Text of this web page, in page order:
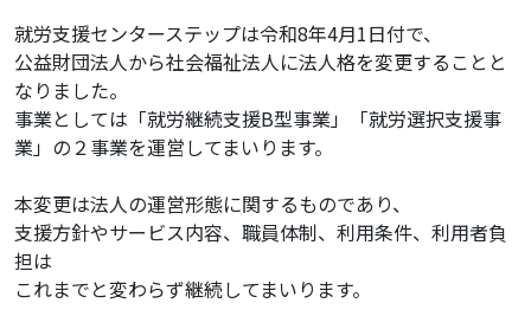
就労支援センターステップは令和8年4月1日付で、
公益財団法人から社会福祉法人に法人格を変更することと
なりました。
事業としては「就労継続支援B型事業」「就労選択支援事
業」の２事業を運営してまいります。
本変更は法人の運営形態に関するものであり、
支援方針やサービス内容、職員体制、利用条件、利用者負
担は
これまでと変わらず継続してまいります。